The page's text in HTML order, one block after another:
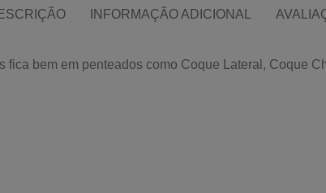
INFORMAÇÃO ADICIONAL
fica bem em penteados como Coque Lateral, Coque